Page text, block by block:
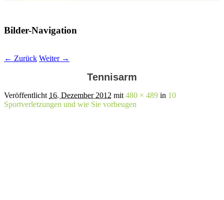
Bilder-Navigation
← Zurück Weiter →
Tennisarm
Veröffentlicht 16. Dezember 2012 mit480 × 489 in 10
Sportverletzungen und wie Sie vorbeugen